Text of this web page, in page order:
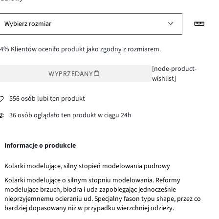
Wybierz rozmiar
Klientów oceniło produkt jako zgodny z rozmiarem.
WYPRZEDANY
[node-product-
wishlist]
556 osób lubi ten produkt
36 osób oglądało ten produkt w ciągu 24h
Informacje o produkcie
Kolarki modelujące, silny stopień modelowania pudrowy
Kolarki modelujące o silnym stopniu modelowania. Reformy
modelujące brzuch, biodra i uda zapobiegając jednocześnie
nieprzyjemnemu ocieraniu ud. Specjalny fason typu shape, przez co
bardziej dopasowany niż w przypadku wierzchniej odzieży.